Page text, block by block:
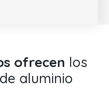
ofrecen los
aluminio